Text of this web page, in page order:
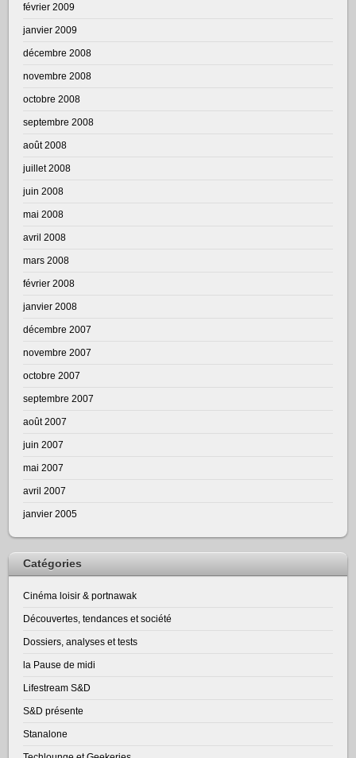
février 2009
janvier 2009
décembre 2008
novembre 2008
octobre 2008
septembre 2008
août 2008
juillet 2008
juin 2008
mai 2008
avril 2008
mars 2008
février 2008
janvier 2008
décembre 2007
novembre 2007
octobre 2007
septembre 2007
août 2007
juin 2007
mai 2007
avril 2007
janvier 2005
Catégories
Cinéma loisir & portnawak
Découvertes, tendances et société
Dossiers, analyses et tests
la Pause de midi
Lifestream S&D
S&D présente
Stanalone